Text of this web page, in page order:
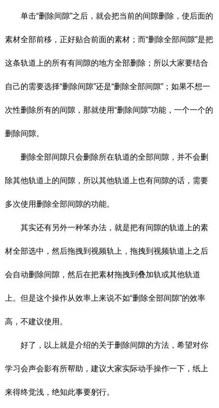
单击“删除间隙”之后，就会把当前的间隙删除，使后面的
素材全部前移，正好贴合前面的素材；而“删除全部间隙”是把
这条轨道上的所有有间隙的地方全部删除；所以大家要结合
自己的需要选择“删除间隙”还是“删除全部间隙”；如果不想一
次性删除所有的间隙，那就使用“删除间隙”功能，一个一个的
删除间隙。
删除全部间隙只会删除所在轨道的全部间隙，并不会删
除其他轨道上的间隙，所以其他轨道上也有间隙的话，需要
多次使用删除全部间隙的功能。
其实还有另外一种笨办法，就是把有间隙的轨道上的素
材全部选中，然后拖拽到视频轨上，拖拽到视频轨道上之后
会自动删除间隙，然后在把素材拖拽到叠加轨或其他轨道
上。但是这个操作从效率上来说不如“删除全部间隙”的效率
高，不建议使用。
好了，以上就是介绍的关于删除间隙的方法，希望对你
学习会声会影有所帮助，建议大家实际动手操作一下，纸上
来得终觉浅，绝知此事要躬行。